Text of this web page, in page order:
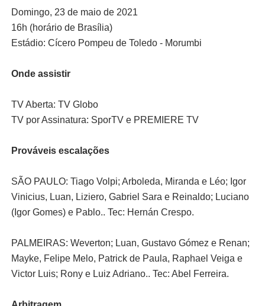
Domingo, 23 de maio de 2021
16h (horário de Brasília)
Estádio: Cícero Pompeu de Toledo - Morumbi
Onde assistir
TV Aberta: TV Globo
TV por Assinatura: SporTV e PREMIERE TV
Prováveis escalações
SÃO PAULO: Tiago Volpi; Arboleda, Miranda e Léo; Igor
Vinicius, Luan, Liziero, Gabriel Sara e Reinaldo; Luciano
(Igor Gomes) e Pablo.. Tec: Hernán Crespo.
PALMEIRAS: Weverton; Luan, Gustavo Gómez e Renan;
Mayke, Felipe Melo, Patrick de Paula, Raphael Veiga e
Victor Luis; Rony e Luiz Adriano.. Tec: Abel Ferreira.